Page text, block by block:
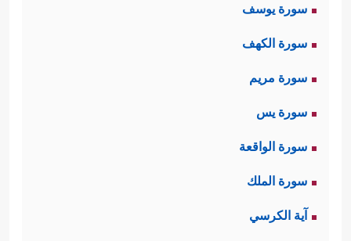
سورة يوسف
سورة الكهف
سورة مريم
سورة يس
سورة الواقعة
سورة الملك
آية الكرسي